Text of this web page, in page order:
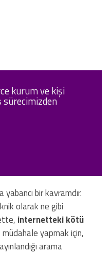
kurum ve kişi
sürecimizden
bir kavramdır.
olarak ne gibi
internetteki kötü
yapmak için,
arama